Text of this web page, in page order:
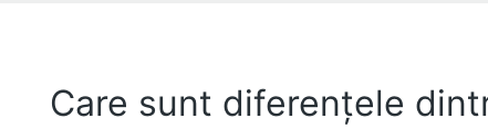
Care sunt diferențele